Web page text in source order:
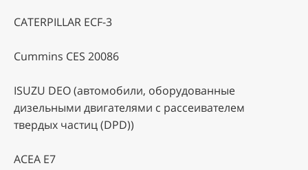
CATERPILLAR ECF-3
Cummins CES 20086
ISUZU DEO (автомобили, оборудованные
дизельными двигателями с рассеивателем
твердых частиц (DPD))
ACEA E7